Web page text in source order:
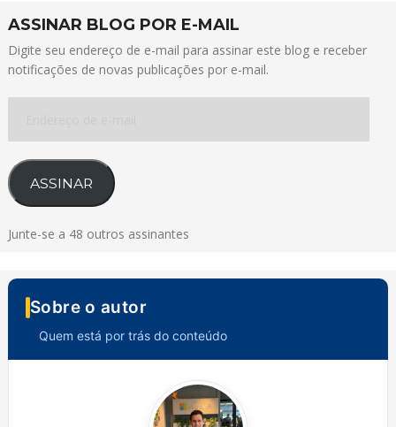
ASSINAR BLOG POR E-MAIL
Digite seu endereço de e-mail para assinar este blog e receber
notificações de novas publicações por e-mail.
e-
mail
ASSINAR
Junte-se a 48 outros assinantes
Sobre o autor
Quem está por trás do conteúdo